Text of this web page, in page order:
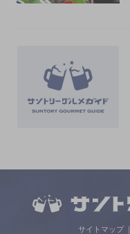
サイトマップ